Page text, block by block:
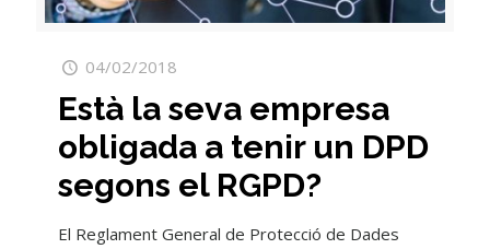
04/02/2018
Està la seva empresa
obligada a tenir un DPD
segons el RGPD?
El Reglament General de Protecció de Dades